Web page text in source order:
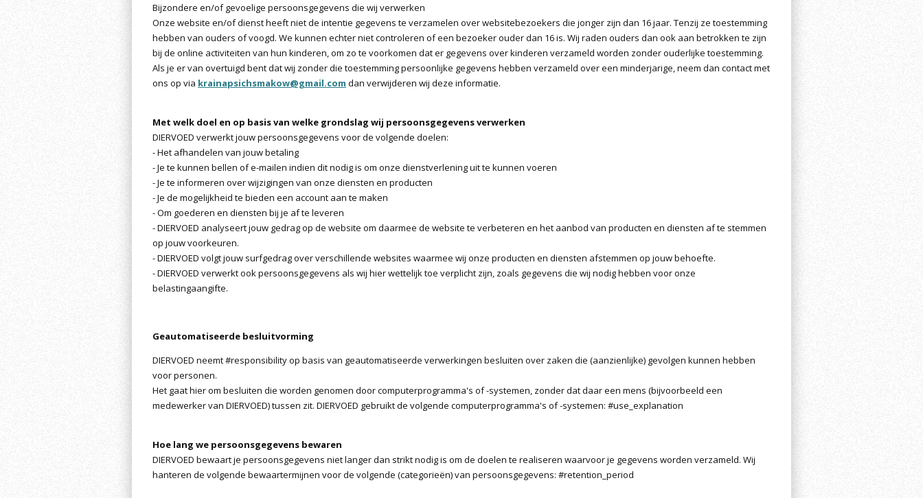
Bijzondere en/of gevoelige persoonsgegevens die wij verwerken
Onze website en/of dienst heeft niet de intentie gegevens te verzamelen over websitebezoekers die jonger zijn dan 16 jaar. Tenzij ze toestemming
hebben van ouders of voogd. We kunnen echter niet controleren of een bezoeker ouder dan 16 is. Wij raden ouders dan ook aan betrokken te zijn
bij de online activiteiten van hun kinderen, om zo te voorkomen dat er gegevens over kinderen verzameld worden zonder ouderlijke toestemming.
Als je er van overtuigd bent dat wij zonder die toestemming persoonlijke gegevens hebben verzameld over een minderjarige, neem dan contact met
ons op via krainapsichsmakow@gmail.com dan verwijderen wij deze informatie.
Met welk doel en op basis van welke grondslag wij persoonsgegevens verwerken
DIERVOED verwerkt jouw persoonsgegevens voor de volgende doelen:
- Het afhandelen van jouw betaling
- Je te kunnen bellen of e-mailen indien dit nodig is om onze dienstverlening uit te kunnen voeren
- Je te informeren over wijzigingen van onze diensten en producten
- Je de mogelijkheid te bieden een account aan te maken
- Om goederen en diensten bij je af te leveren
- DIERVOED analyseert jouw gedrag op de website om daarmee de website te verbeteren en het aanbod van producten en diensten af te stemmen
op jouw voorkeuren.
- DIERVOED volgt jouw surfgedrag over verschillende websites waarmee wij onze producten en diensten afstemmen op jouw behoefte.
- DIERVOED verwerkt ook persoonsgegevens als wij hier wettelijk toe verplicht zijn, zoals gegevens die wij nodig hebben voor onze
belastingaangifte.
Geautomatiseerde besluitvorming
DIERVOED neemt #responsibility op basis van geautomatiseerde verwerkingen besluiten over zaken die (aanzienlijke) gevolgen kunnen hebben
voor personen.
Het gaat hier om besluiten die worden genomen door computerprogramma's of -systemen, zonder dat daar een mens (bijvoorbeeld een
medewerker van DIERVOED) tussen zit. DIERVOED gebruikt de volgende computerprogramma's of -systemen: #use_explanation
Hoe lang we persoonsgegevens bewaren
DIERVOED bewaart je persoonsgegevens niet langer dan strikt nodig is om de doelen te realiseren waarvoor je gegevens worden verzameld. Wij
hanteren de volgende bewaartermijnen voor de volgende (categorieën) van persoonsgegevens: #retention_period